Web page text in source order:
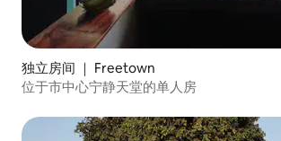
独立房间 ｜ Freetown
位于市中心宁静天堂的单人房